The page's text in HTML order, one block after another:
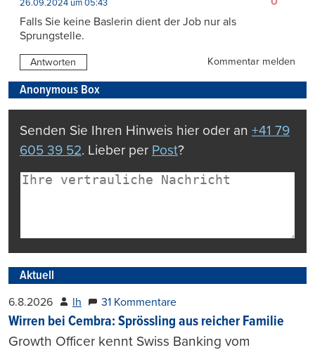
26.09.2024 um 05:43
Falls Sie keine Baslerin dient der Job nur als
Sprungstelle.
Antworten Kommentar melden
Anonymous Box
Senden Sie Ihren Hinweis hier oder an +41 79
605 39 52. Lieber per Post?
Aktuell
6.8.2026 lh 31 Kommentare
Wirren bei Cembra: Sprössling aus reicher Familie
Growth Officer kennt Swiss Banking vom